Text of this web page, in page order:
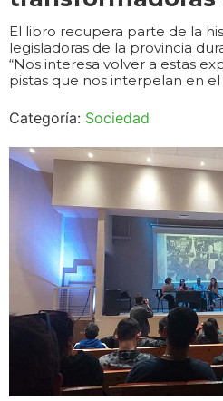
El libro recupera parte de la
legisladoras de la provincia
“Nos interesa volver a estas
pistas que nos interpelan en el
Categoría: Sociedad